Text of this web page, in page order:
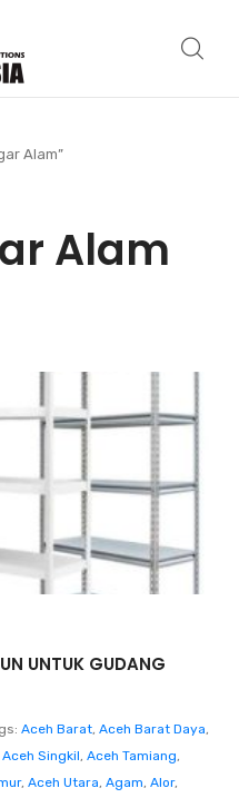
Alam”
Alam
UNTUK GUDANG
Aceh Barat, Aceh Barat Daya,
Aceh Singkil, Aceh Tamiang,
, Aceh Utara, Agam, Alor,